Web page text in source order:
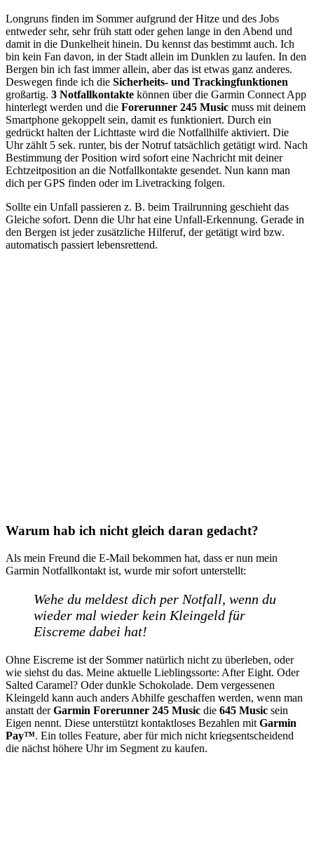
Longruns finden im Sommer aufgrund der Hitze und des Jobs
entweder sehr, sehr früh statt oder gehen lange in den Abend und
damit in die Dunkelheit hinein. Du kennst das bestimmt auch. Ich
bin kein Fan davon, in der Stadt allein im Dunklen zu laufen. In den
Bergen bin ich fast immer allein, aber das ist etwas ganz anderes.
Deswegen finde ich die Sicherheits- und Trackingfunktionen
großartig. 3 Notfallkontakte können über die Garmin Connect App
hinterlegt werden und die Forerunner 245 Music muss mit deinem
Smartphone gekoppelt sein, damit es funktioniert. Durch ein
gedrückt halten der Lichttaste wird die Notfallhilfe aktiviert. Die
Uhr zählt 5 sek. runter, bis der Notruf tatsächlich getätigt wird. Nach
Bestimmung der Position wird sofort eine Nachricht mit deiner
Echtzeitposition an die Notfallkontakte gesendet. Nun kann man
dich per GPS finden oder im Livetracking folgen.
Sollte ein Unfall passieren z. B. beim Trailrunning geschieht das
Gleiche sofort. Denn die Uhr hat eine Unfall-Erkennung. Gerade in
den Bergen ist jeder zusätzliche Hilferuf, der getätigt wird bzw.
automatisch passiert lebensrettend.
Warum hab ich nicht gleich daran gedacht?
Als mein Freund die E-Mail bekommen hat, dass er nun mein
Garmin Notfallkontakt ist, wurde mir sofort unterstellt:
Wehe du meldest dich per Notfall, wenn du
wieder mal wieder kein Kleingeld für
Eiscreme dabei hat!
Ohne Eiscreme ist der Sommer natürlich nicht zu überleben, oder
wie siehst du das. Meine aktuelle Lieblingssorte: After Eight. Oder
Salted Caramel? Oder dunkle Schokolade. Dem vergessenen
Kleingeld kann auch anders Abhilfe geschaffen werden, wenn man
anstatt derGarmin Forerunner 245 Music die 645 Music sein
Eigen nennt. Diese unterstützt kontaktloses Bezahlen mit Garmin
Pay™. Ein tolles Feature, aber für mich nicht kriegsentscheidend
die nächst höhere Uhr im Segment zu kaufen.